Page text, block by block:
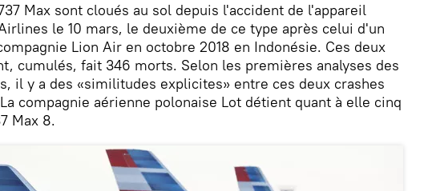
Max sont cloués au sol depuis l'accident de l'appareil
le 10 mars, le deuxième de ce type après celui d'un
Lion Air en octobre 2018 en Indonésie. Ces deux
cumulés, fait 346 morts. Selon les premières analyses des
il y a des «similitudes explicites» entre ces deux crashes
compagnie aérienne polonaise Lot détient quant à elle cinq
Max 8.